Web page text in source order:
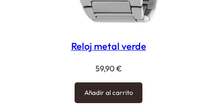
Reloj metal verde
59,90 €
Añadir al carrito